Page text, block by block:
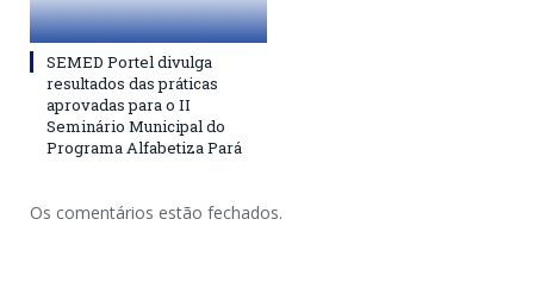
SEMED Portel divulga
resultados das práticas
aprovadas para o II
Seminário Municipal do
Programa Alfabetiza Pará
Os comentários estão fechados.